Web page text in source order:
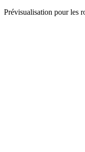
Prévisualisation pour les